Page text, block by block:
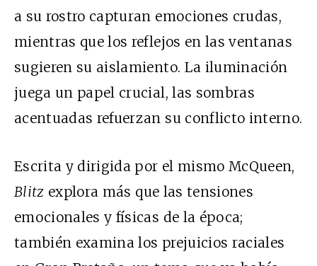
a su rostro capturan emociones crudas,
mientras que los reflejos en las ventanas
sugieren su aislamiento. La iluminación
juega un papel crucial, las sombras
acentuadas refuerzan su conflicto interno.
Escrita y dirigida por el mismo McQueen,
Blitz explora más que las tensiones
emocionales y físicas de la época;
también examina los prejuicios raciales